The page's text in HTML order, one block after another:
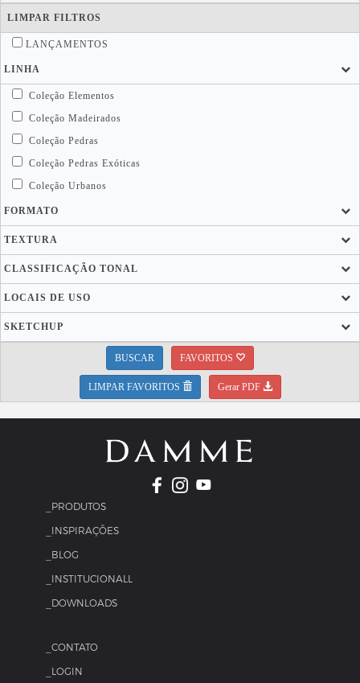
LIMPAR FILTROS
LANÇAMENTOS
LINHA
Coleção Elementos
Coleção Madeirados
Coleção Pedras
Coleção Pedras Exóticas
Coleção Urbanos
FORMATO
TEXTURA
CLASSIFICAÇÃO TONAL
LOCAIS DE USO
SKETCHUP
BUSCAR FAVORITOS
LIMPAR FAVORITOS Gerar PDF
_PRODUTOS
_INSPIRAÇÕES
_BLOG
_INSTITUCIONALL
_DOWNLOADS
_CONTATO
_LOGIN